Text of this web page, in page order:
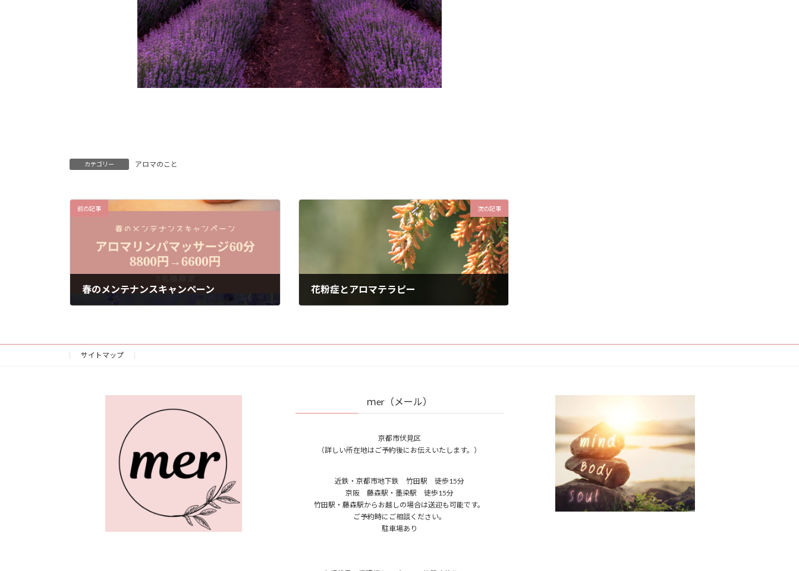
カテゴリー アロマのこと
前の記事
春のメンテナンスキャンペーン
次の記事
花粉症とアロマテラピー
サイトマップ
ｍer（メール）
京都市伏見区
（詳しい所在地はご予約後にお伝えいたします。）
近鉄・京都市地下鉄 竹田駅 徒歩15分
京阪 藤森駅・墨染駅 徒歩15分
竹田駅・藤森駅からお越しの場合は送迎も可能です。
ご予約時にご相談ください。
駐車場あり